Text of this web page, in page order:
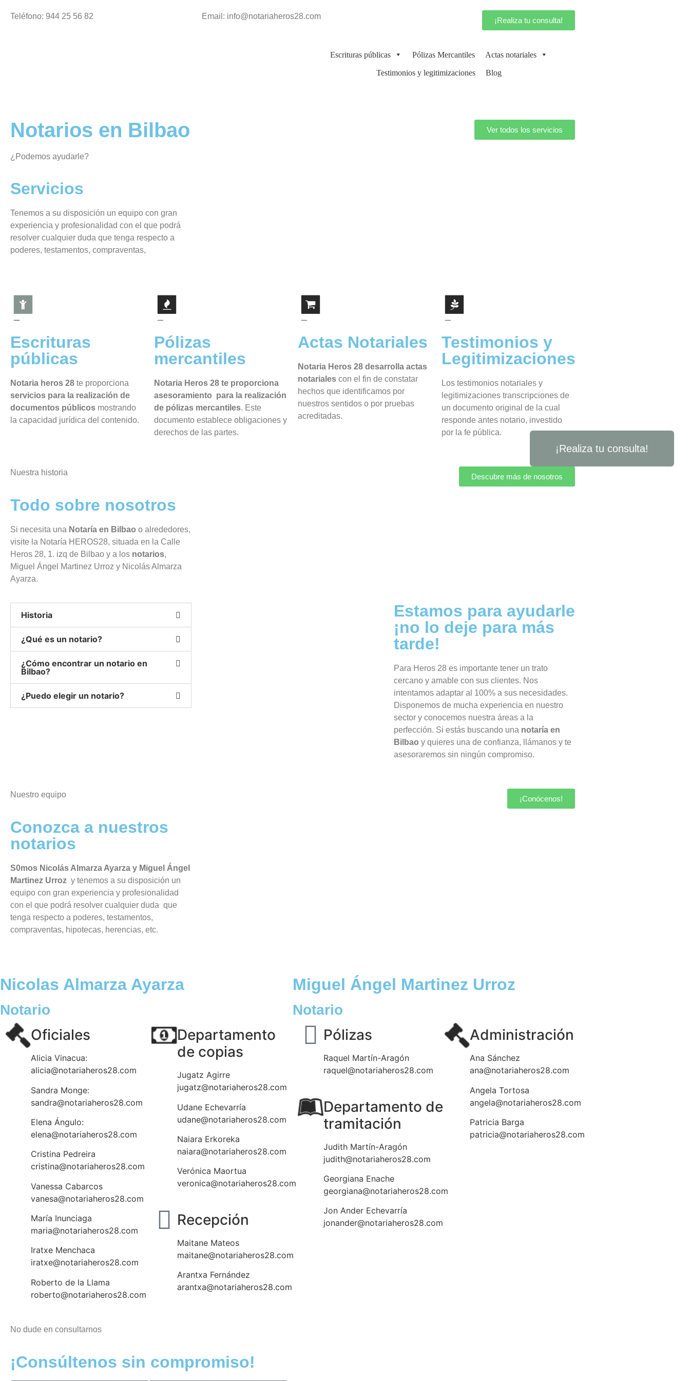
Teléfono: 944 25 56 82 Email: info@notariaheros28.com ¡Realiza tu consulta!
Escrituras públicas Pólizas Mercantiles Actas notariales
Testimonios y legitimizaciones Blog
Notarios en Bilbao
¿Podemos ayudarle?
Servicios
Tenemos a su disposición un equipo con gran
experiencia y profesionalidad con el que podrá
resolver cualquier duda que tenga respecto a
poderes, testamentos, compraventas,
Ver todos los servicios
Escrituras
públicas
Notaria heros 28 te proporciona
servicios para la realización de
documentos públicos mostrando
la capacidad jurídica del contenido.
Pólizas
mercantiles
Notaria Heros 28 te proporciona
asesoramiento para la realización
de pólizas mercantiles. Este
documento establece obligaciones y
derechos de las partes.
Actas Notariales
Notaria Heros 28 desarrolla actas
notariales con el fin de constatar
hechos que identificamos por
nuestros sentidos o por pruebas
acreditadas.
Testimonios y
Legitimizaciones
Los testimonios notariales y
legitimizaciones transcripciones de
un documento original de la cual
responde antes notario, investido
por la fe pública.
Nuestra historia
Todo sobre nosotros
Si necesita una Notaría en Bilbao o alrededores,
visite la Notaría HEROS28, situada en la Calle
Heros 28, 1. izq de Bilbao y a los notarios,
Miguel Ángel Martinez Urroz y Nicolás Almarza
Ayarza.
Descubre más de nosotros
Historia
¿Qué es un notario?
¿Cómo encontrar un notario en
Bilbao?
¿Puedo elegir un notario?
Estamos para ayudarle
¡no lo deje para más
tarde!
Para Heros 28 es importante tener un trato
cercano y amable con sus clientes. Nos
intentamos adaptar al 100% a sus necesidades.
Disponemos de mucha experiencia en nuestro
sector y conocemos nuestra áreas a la
perfección. Si estás buscando una notaría en
Bilbao y quieres una de confianza, llámanos y te
asesoraremos sin ningún compromiso.
Nuestro equipo
Conozca a nuestros
notarios
S0mos Nicolás Almarza Ayarza y Miguel Ángel
Martinez Urroz y tenemos a su disposición un
equipo con gran experiencia y profesionalidad
con el que podrá resolver cualquier duda que
tenga respecto a poderes, testamentos,
compraventas, hipotecas, herencias, etc.
¡Conócenos!
Nicolas Almarza Ayarza
Notario
Miguel Ángel Martinez Urroz
Notario
Oficiales
Alicia Vinacua:
alicia@notariaheros28.com
Sandra Monge:
sandra@notariaheros28.com
Elena Ángulo:
elena@notariaheros28.com
Cristina Pedreira
cristina@notariaheros28.com
Vanessa Cabarcos
vanesa@notariaheros28.com
María Inunciaga
maria@notariaheros28.com
Iratxe Menchaca
iratxe@notariaheros28.com
Roberto de la Llama
roberto@notariaheros28.com
Departamento
de copias
Jugatz Agirre
jugatz@notariaheros28.com
Udane Echevarría
udane@notariaheros28.com
Naiara Erkoreka
naiara@notariaheros28.com
Verónica Maortua
veronica@notariaheros28.com
Recepción
Maitane Mateos
maitane@notariaheros28.com
Arantxa Fernández
arantxa@notariaheros28.com
Pólizas
Raquel Martín-Aragón
raquel@notariaheros28.com
Departamento de
tramitación
Judith Martín-Aragón
judith@notariaheros28.com
Georgiana Enache
georgiana@notariaheros28.com
Jon Ander Echevarría
jonander@notariaheros28.com
Administración
Ana Sánchez
ana@notariaheros28.com
Angela Tortosa
angela@notariaheros28.com
Patricia Barga
patricia@notariaheros28.com
No dude en consultarnos
¡Consúltenos sin compromiso!
¡Realiza tu consulta!